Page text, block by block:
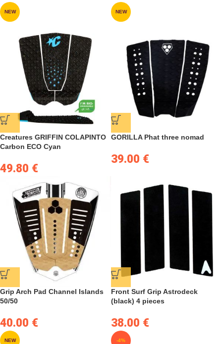
NEW
Creatures GRIFFIN COLAPINTO
Carbon ECO Cyan
49.80 €
NEW
GORILLA Phat three nomad
39.00 €
Grip Arch Pad Channel Islands
50/50
40.00 €
Front Surf Grip Astrodeck
(black) 4 pieces
38.00 €
NEW -4%